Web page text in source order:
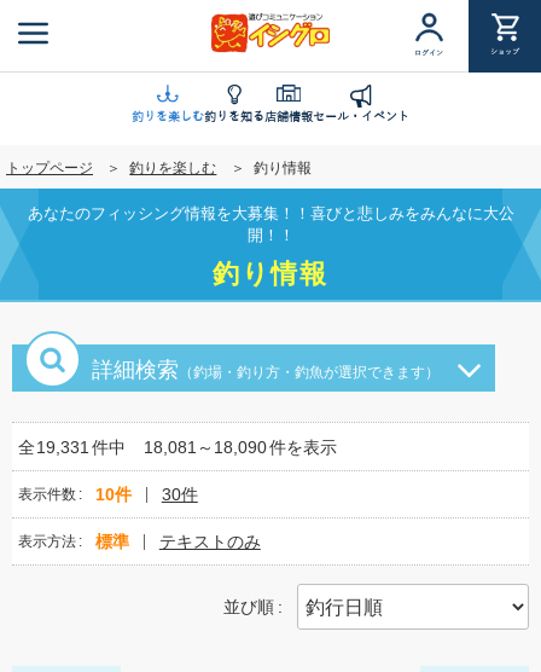
ン
に
移
動
ログイン ショップ
釣りを楽しむ釣りを知る店舗情報セール・イベント
トップページ 釣りを楽しむ 釣り情報
あなたのフィッシング情報を大募集！！喜びと悲しみをみんなに大公
開！！
釣り情報
詳細検索 （釣場・釣り方・釣魚が選択できます）
全19,331 件中 18,081～18,090件を表示
表示件数 10件 30件
表示方法 標準 テキストのみ
並び順